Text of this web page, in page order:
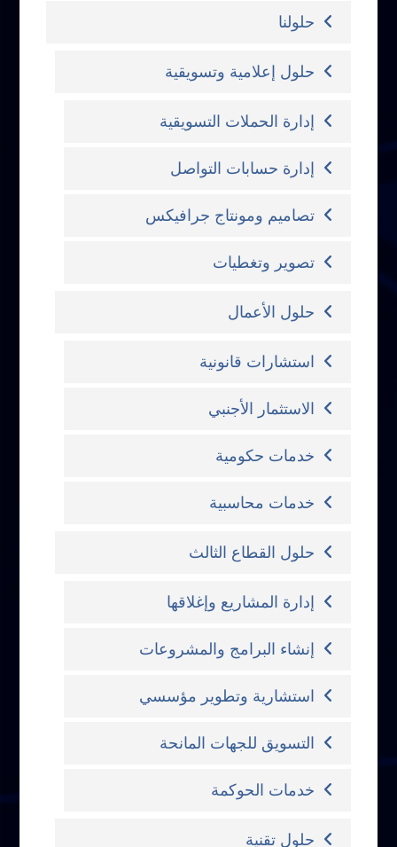
حلولنا
حلول إعلامية وتسويقية
إدارة الحملات التسويقية
إدارة حسابات التواصل
تصاميم ومونتاج جرافيكس
تصوير وتغطيات
حلول الأعمال
استشارات قانونية
الاستثمار الأجنبي
خدمات حكومية
خدمات محاسبية
حلول القطاع الثالث
إدارة المشاريع وإغلاقها
إنشاء البرامج والمشروعات
استشارية وتطوير مؤسسي
التسويق للجهات المانحة
خدمات الحوكمة
حلول تقنية